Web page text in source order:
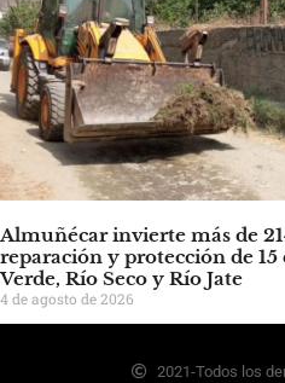
Almuñécar invierte más de
reparación y protección de
Verde, Río Seco y Río Jate
4 de agosto de 2026
2021-Todos los